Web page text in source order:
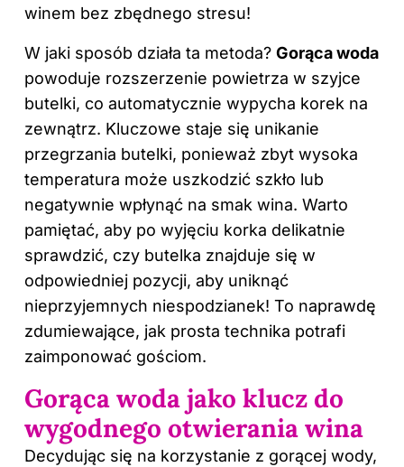
winem bez zbędnego stresu!
W jaki sposób działa ta metoda? Gorąca woda
powoduje rozszerzenie powietrza w szyjce
butelki, co automatycznie wypycha korek na
zewnątrz. Kluczowe staje się unikanie
przegrzania butelki, ponieważ zbyt wysoka
temperatura może uszkodzić szkło lub
negatywnie wpłynąć na smak wina. Warto
pamiętać, aby po wyjęciu korka delikatnie
sprawdzić, czy butelka znajduje się w
odpowiedniej pozycji, aby uniknąć
nieprzyjemnych niespodzianek! To naprawdę
zdumiewające, jak prosta technika potrafi
zaimponować gościom.
Gorąca woda jako klucz do
wygodnego otwierania wina
Decydując się na korzystanie z gorącej wody,